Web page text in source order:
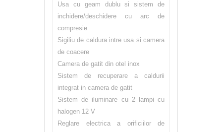
Usa cu geam dublu si sistem de
inchidere/deschidere cu arc de
compresie
Sigiliu de caldura intre usa si camera
de coacere
Camera de gatit din otel inox
Sistem de recuperare a caldurii
integrat in camera de gatit
Sistem de iluminare cu 2 lampi cu
halogen 12 V
Reglare electrica a orificiilor de